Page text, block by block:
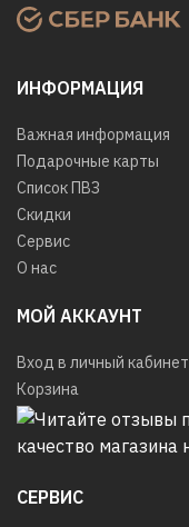
ИНФОРМАЦИЯ
Важная информация
Подарочные карты
Список ПВЗ
Скидки
Сервис
О нас
МОЙ АККАУНТ
Вход в личный кабинет
Корзина
СЕРВИС